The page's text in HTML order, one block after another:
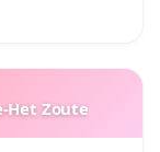
Het Zoute